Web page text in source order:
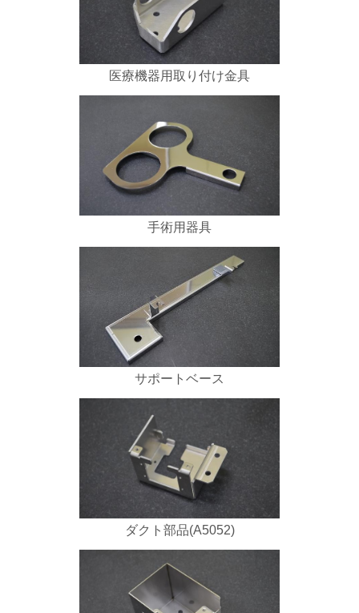
医療機器用取り付け金具
手術用器具
サポートベース
ダクト部品(A5052)